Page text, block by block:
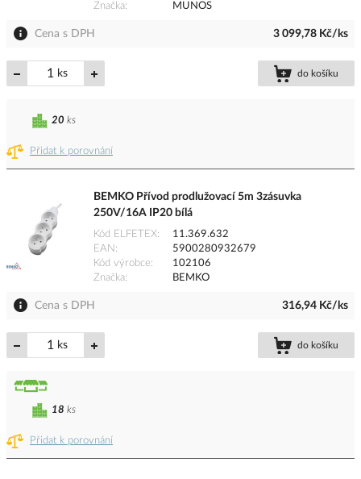
Značka
MUNOS
Cena s DPH 3 099,78 Kč/ks
ks do košíku
Přidat k porovnání
20 ks
BEMKO Přívod prodlužovací 5m 3zásuvka
250V/16A IP20 bílá
Kód ELFETEX
11.369.632
EAN
5900280932679
Kód výrobce
102106
Značka
BEMKO
Cena s DPH 316,94 Kč/ks
ks do košíku
Přidat k porovnání
18 ks